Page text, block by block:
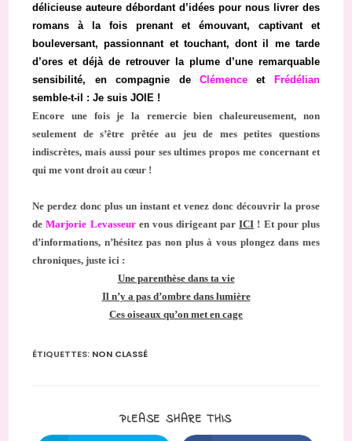
délicieuse auteure débordant d’idées pour nous livrer des
romans à la fois prenant et émouvant, captivant et
bouleversant, passionnant et touchant, dont il me tarde
d’ores et déjà de retrouver la plume d’une remarquable
sensibilité, en compagnie de Clémenceet
Frédélian
semble-t-il : Je suis JOIE !
Encore une fois je la remercie bien chaleureusement, non
seulement de s’être prêtée au jeu de mes petites questions
indiscrètes, mais aussi pour ses ultimes propos me concernant et
qui me vont droit au cœur !
Ne perdez donc plus un instant et venez donc découvrir la prose
deMarjorie Levasseuren vous dirigeant parICI ! Et pour plus
d’informations, n’hésitez pas non plus à vous plongez dans mes
chroniques, juste ici :
Une parenthèse dans ta vie
Il n’y a pas d’ombre dans lumière
Ces oiseaux qu’on met en cage
ÉTIQUETTES: NON CLASSÉ
PLEASE SHARE THISPARTAGER